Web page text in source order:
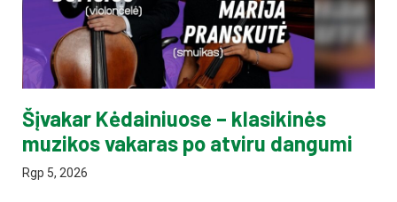
Šįvakar Kėdainiuose – klasikinės
muzikos vakaras po atviru dangumi
Rgp 5, 2026